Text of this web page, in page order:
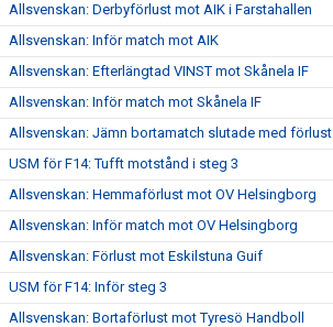
Allsvenskan: Derbyförlust mot AIK i Farstahallen
Allsvenskan: Inför match mot AIK
Allsvenskan: Efterlängtad VINST mot Skånela IF
Allsvenskan: Inför match mot Skånela IF
Allsvenskan: Jämn bortamatch slutade med förlust
USM för F14: Tufft motstånd i steg 3
Allsvenskan: Hemmaförlust mot OV Helsingborg
Allsvenskan: Inför match mot OV Helsingborg
Allsvenskan: Förlust mot Eskilstuna Guif
USM för F14: Inför steg 3
Allsvenskan: Bortaförlust mot Tyresö Handboll